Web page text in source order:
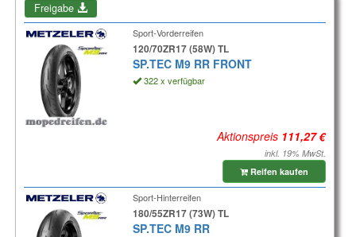
Freigabe
Sport-Vorderreifen
120/70ZR17 (58W) TL
SP.TEC M9 RR FRONT
322 x verfügbar
Aktionspreis
inkl. 19% MwSt.
Reifen kaufen
Sport-Hinterreifen
180/55ZR17 (73W) TL
SP.TEC M9 RR